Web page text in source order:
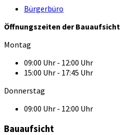
Bürgerbüro
Öffnungszeiten der Bauaufsicht
Montag
09:00 Uhr - 12:00 Uhr
15:00 Uhr - 17:45 Uhr
Donnerstag
09:00 Uhr - 12:00 Uhr
Bauaufsicht